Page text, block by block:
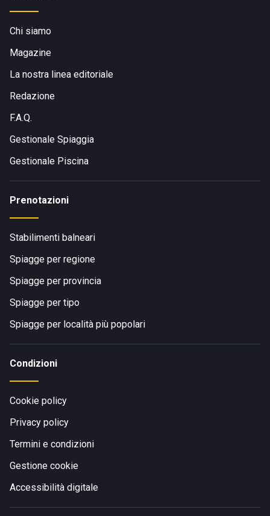
Chi siamo
Magazine
La nostra linea editoriale
Redazione
F.A.Q.
Gestionale Spiaggia
Gestionale Piscina
Prenotazioni
Stabilimenti balneari
Spiagge per regione
Spiagge per provincia
Spiagge per tipo
Spiagge per località più popolari
Condizioni
Cookie policy
Privacy policy
Termini e condizioni
Gestione cookie
Accessibilità digitale